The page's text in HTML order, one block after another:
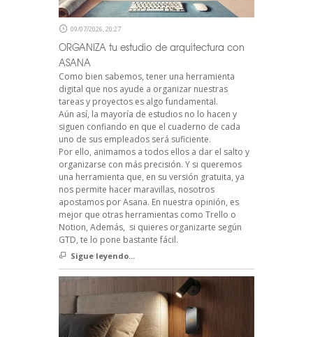
09/07/2026, 20:27
ORGANIZA tu estudio de arquitectura con
ASANA
Como bien sabemos, tener una herramienta
digital que nos ayude a organizar nuestras
tareas y proyectos es algo fundamental.
Aún así, la mayoría de estudios no lo hacen y
siguen confiando en que el cuaderno de cada
uno de sus empleados será suficiente.
Por ello, animamos a todos ellos a dar el salto y
organizarse con más precisión. Y si queremos
una herramienta que, en su versión gratuita, ya
nos permite hacer maravillas, nosotros
apostamos por Asana. En nuestra opinión, es
mejor que otras herramientas como Trello o
Notion, Además, si quieres organizarte según
GTD, te lo pone bastante fácil.
Sigue leyendo...